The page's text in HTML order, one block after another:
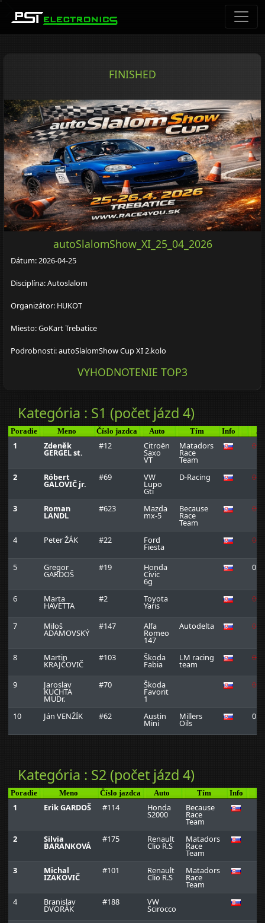
FINISHED
autoSlalomShow_XI_25_04_2026
Dátum: 2026-04-25
Disciplína: Autoslalom
Organizátor: HUKOT
Miesto: GoKart Trebatice
Podrobnosti: autoSlalomShow Cup XI 2.kolo
VYHODNOTENIE TOP3
Kategória : S1 (počet jázd 4)
Poradie Meno Číslo jazdca Auto Tím Info
1 Zdeněk
GERGEL st.
#12 Citroën
Saxo
VT
Matadors
Race
Team
2 Róbert
GALOVIČ jr.
#69 VW
Lupo
Gti
D-Racing
3 Roman
LANDL
#623 Mazda
mx-5
Because
Race
Team
4 Peter ŽÁK #22 Ford
Fiesta
5 Gregor
GARDOŠ
#19 Honda
Civic
6g
6 Marta
HAVETTA
#2 Toyota
Yaris
7 Miloš
ADAMOVSKÝ
#147 Alfa
Romeo
147
Autodelta
8 Martin
KRAJČOVIČ
#103 Škoda
Fabia
LM racing
team
9 Jaroslav
KUCHTA
MUDr.
#70 Škoda
Favorit
1
10 Ján VENŽÍK #62 Austin
Mini
Millers
Oils
Kategória : S2 (počet jázd 4)
Poradie Meno Číslo jazdca Auto Tím Info
1 Erik GARDOŠ #114 Honda
S2000
Because
Race
Team
2 Silvia
BARANKOVÁ
#175 Renault
Clio R.S
Matadors
Race
Team
3 Michal
IZAKOVIČ
#101 Renault
Clio R.S
Matadors
Race
Team
4 Branislav
DVORÁK
#188 VW
Scirocco